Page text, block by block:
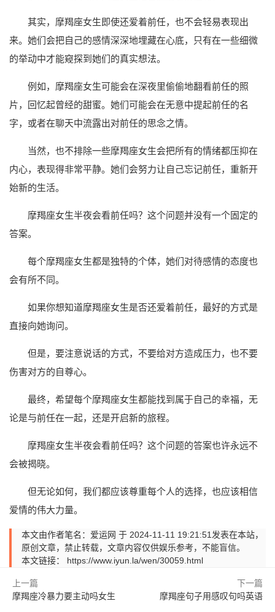
其实，摩羯座女生即使还爱着前任，也不会轻易表现出
来。她们会把自己的感情深深地埋藏在心底，只有在一些细微
的举动中才能窥探到她们的真实想法。
例如，摩羯座女生可能会在深夜里偷偷地翻看前任的照
片，回忆起曾经的甜蜜。她们可能会在无意中提起前任的名
字，或者在聊天中流露出对前任的思念之情。
当然，也不排除一些摩羯座女生会把所有的情绪都压抑在
内心，表现得非常平静。她们会努力让自己忘记前任，重新开
始新的生活。
摩羯座女生半夜会看前任吗？这个问题并没有一个固定的
答案。
每个摩羯座女生都是独特的个体，她们对待感情的态度也
会有所不同。
如果你想知道摩羯座女生是否还爱着前任，最好的方式是
直接向她询问。
但是，要注意说话的方式，不要给对方造成压力，也不要
伤害对方的自尊心。
最终，希望每个摩羯座女生都能找到属于自己的幸福，无
论是与前任在一起，还是开启新的旅程。
摩羯座女生半夜会看前任吗？这个问题的答案也许永远不
会被揭晓。
但无论如何，我们都应该尊重每个人的选择，也应该相信
爱情的伟大力量。
本文由作者笔名：爱运网 于 2024-11-11 19:21:51发表在本站，
原创文章，禁止转载，文章内容仅供娱乐参考，不能盲信。
本文链接： https://www.iyun.la/wen/30059.html
上一篇
摩羯座冷暴力要主动吗女生
下一篇
摩羯座句子用感叹句吗英语